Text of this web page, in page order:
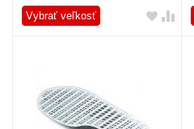
Vybrať veľkosť